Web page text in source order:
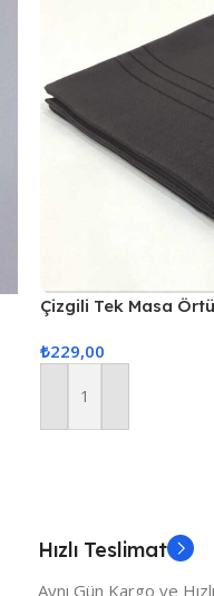
Çizgili Tek Masa
₺229,00
Sepete Ekle
Hızlı Teslimat
Aynı Gün Kargo ve